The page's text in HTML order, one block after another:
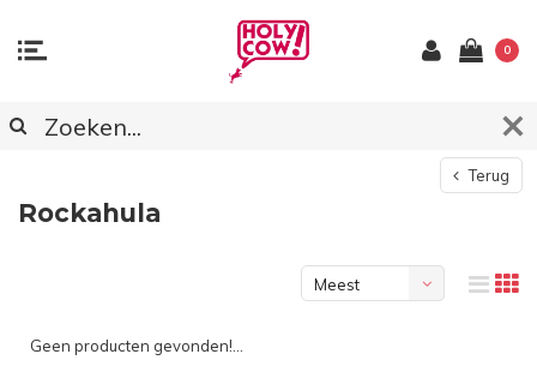
0
Terug
Rockahula
Meest
Geen producten gevonden!...